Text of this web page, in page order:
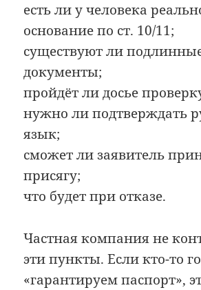
есть ли у человека
основание по ст. 10/11;
существуют ли
документы;
пройдёт ли досье
нужно ли подтверждать
язык;
сможет ли заявитель
присягу;
что будет при отказе.
Частная компания не
эти пункты. Если кто-то
«гарантируем паспорт»,